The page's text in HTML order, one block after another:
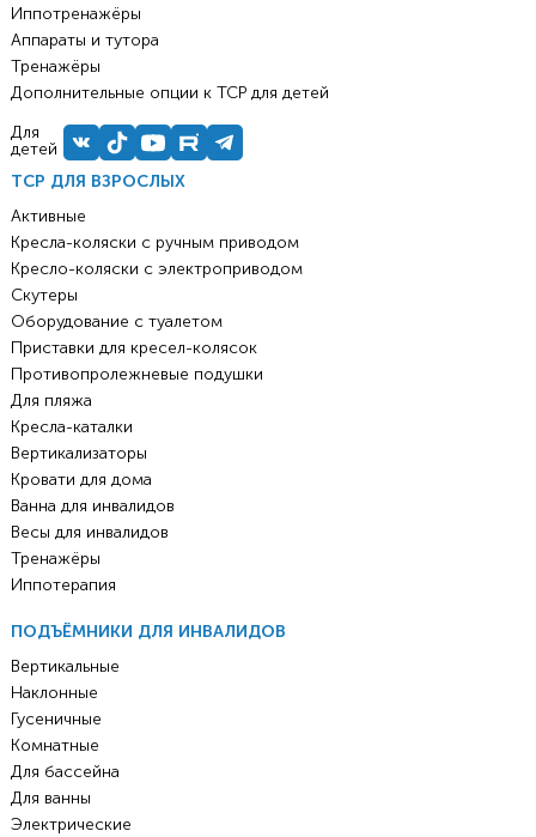
ТСР ДЛЯ ВЗРОСЛЫХ
Активные
Кресла-коляски с ручным приводом
Кресло-коляски с электроприводом
Скутеры
Оборудование с туалетом
Приставки для кресел-колясок
Противопролежневые подушки
Для пляжа
Кресла-каталки
Вертикализаторы
Кровати для дома
Ванна для инвалидов
Весы для инвалидов
Тренажёры
Иппотерапия
ПОДЪЁМНИКИ ДЛЯ ИНВАЛИДОВ
Вертикальные
Наклонные
Гусеничные
Комнатные
Для бассейна
Для ванны
Электрические
Иппотренажёры
Аппараты и тутора
Тренажёры
Дополнительные опции к ТСР для детей
Для
детей